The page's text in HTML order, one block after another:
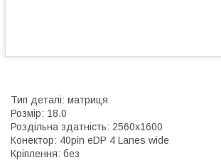
Тип деталі: матриця
Розмір: 18.0
Роздільна здатність: 2560x1600
Конектор: 40pin eDP 4 Lanes wide
Кріплення: без